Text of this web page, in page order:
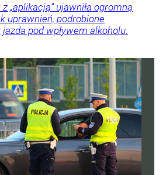
„aplikacją” ujawniła ogromną
uprawnień, podrobione
pod wpływem alkoholu.